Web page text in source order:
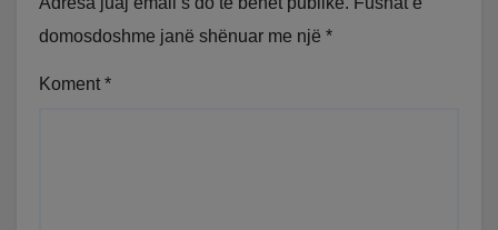
domosdoshme janë shënuar me një *
Koment *